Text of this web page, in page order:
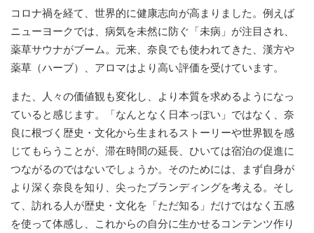
コロナ禍を経て、世界的に健康志向が高まりました。例えば
ニューヨークでは、病気を未然に防ぐ「未病」が注目され、
薬草サウナがブーム。元来、奈良でも使われてきた、漢方や
薬草（ハーブ）、アロマはより高い評価を受けています。
また、人々の価値観も変化し、より本質を求めるようになっ
ていると感じます。「なんとなく日本っぽい」ではなく、奈
良に根づく歴史・文化から生まれるストーリーや世界観を感
じてもらうことが、滞在時間の延長、ひいては宿泊の促進に
つながるのではないでしょうか。そのためには、まず自身が
より深く奈良を知り、尖ったブランディングを考える。そし
て、訪れる人が歴史・文化を「ただ知る」だけではなく五感
を使って体感し、これからの自分に生かせるコンテンツ作り